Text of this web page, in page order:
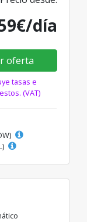
día
oferta
tasas e
(VAT)